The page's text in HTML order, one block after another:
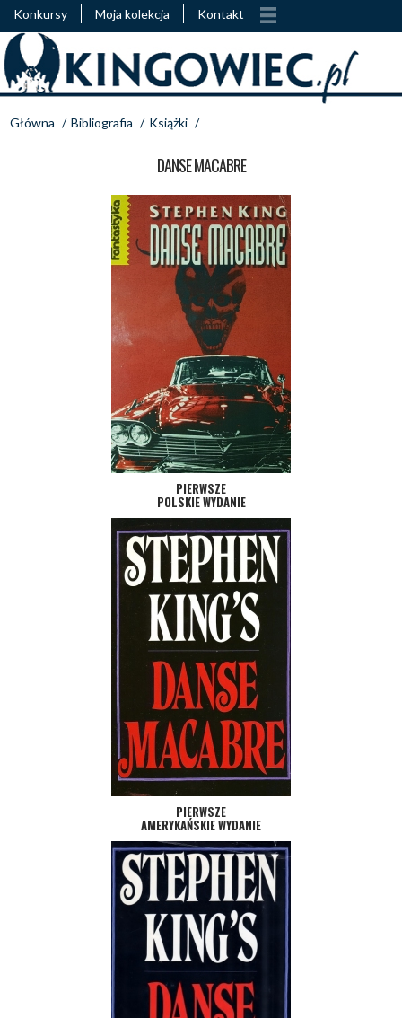
Konkursy Moja kolekcja Kontakt
Główna / Bibliografia / Książki /
DANSE MACABRE
PIERWSZE
POLSKIE WYDANIE
PIERWSZE
AMERYKAŃSKIE WYDANIE